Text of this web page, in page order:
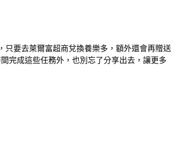
只要去萊爾富超商兌換養樂多，額外還會再贈送
完成這些任務外，也別忘了分享出去，讓更多